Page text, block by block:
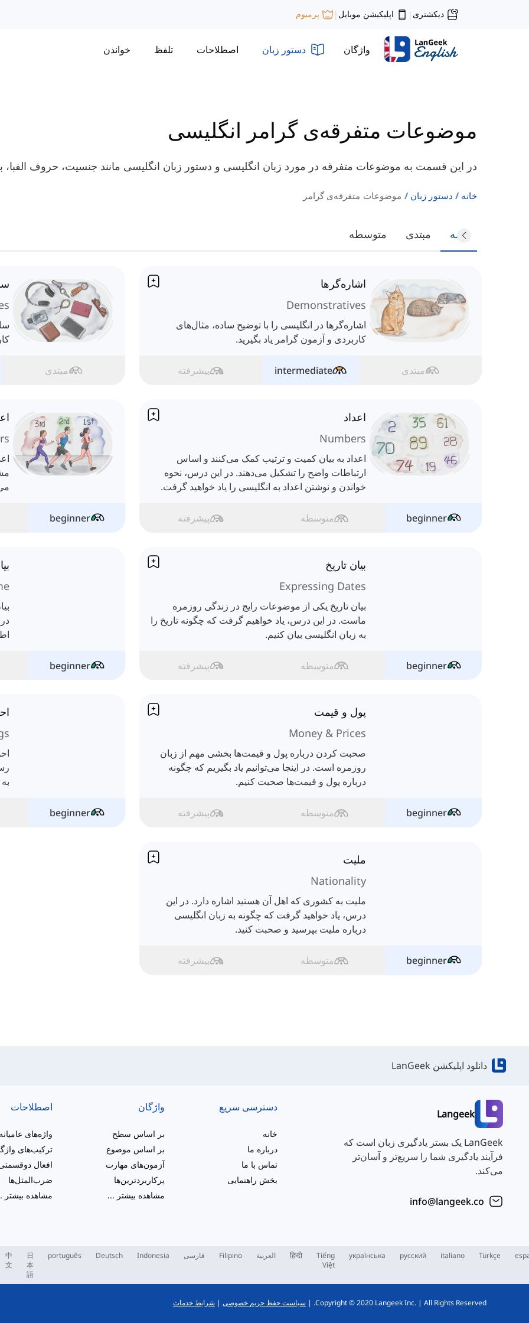
دیکشنری | اپلیکیشن موبایل | پرمیوم
واژگان دستور زبان اصطلاحات تلفظ خواندن
موضوعات متفرقه‌ی گرامر انگلیسی
در این قسمت به موضوعات متفرقه در مورد زبان انگلیسی و دستور زبان انگلیسی مانند جنسیت، حروف الفبا،
خانه دستور زبان موضوعات متفرقه‌ی گرامر
همه مبتدی متوسطه
اشاره‌گرها
Demonstratives
اشاره‌گرها در انگلیسی را با توضیح ساده، مثال‌های
کاربردی و آزمون گرامر یاد بگیرید.
مبتدی intermediate پیشرفته مبتدی
اعداد
Numbers
اعداد به بیان کمیت و ترتیب کمک می‌کنند و اساس
ارتباطات واضح را تشکیل می‌دهند. در این درس، نحوه
خواندن و نوشتن اعداد به انگلیسی را یاد خواهید گرفت.
beginner متوسطه پیشرفته beginner
بیان تاریخ
Expressing Dates
بیان تاریخ یکی از موضوعات رایج در زندگی روزمره
ماست. در این درس، یاد خواهیم گرفت که چگونه تاریخ را
به زبان انگلیسی بیان کنیم.
beginner متوسطه پیشرفته beginner
پول و قیمت
Money & Prices
صحبت کردن درباره پول و قیمت‌ها بخشی مهم از زبان
روزمره است. در اینجا می‌توانیم یاد بگیریم که چگونه
درباره پول و قیمت‌ها صحبت کنیم.
beginner متوسطه پیشرفته
beginner
ملیت
Nationality
ملیت به کشوری که اهل آن هستید اشاره دارد. در این
درس، یاد خواهید گرفت که چگونه به زبان انگلیسی
درباره ملیت بپرسید و صحبت کنید.
beginner متوسطه پیشرفته
دانلود اپلیکشن LanGeek
Langeek
LanGeek یک بستر یادگیری زبان است که
فرآیند یادگیری شما را سریع‌تر و آسان‌تر
می‌کند.
info@langeek.co
دسترسی سریع
خانه
درباره ما
تماس با ما
بخش راهنمایی
واژگان
بر اساس سطح
بر اساس موضوع
آزمون‌های مهارت
پرکاربردترین‌ها
مشاهده بیشتر ...
اصطلاحات
واژه‌های عامیانه
ترکیب‌های
افعال
ضرب‌المثل‌ها
مشاهده بیشتر
Türkçe
italiano
русский
українська
Tiếng
Việt
हिन्दी العربية Filipino فارسی Indonesia
Deutsch
português
日
本
語
中
文
Copyright © 2020 Langeek Inc. | All Rights Reserved.
| سیاست حفظ حریم خصوصی | شرایط خدمات